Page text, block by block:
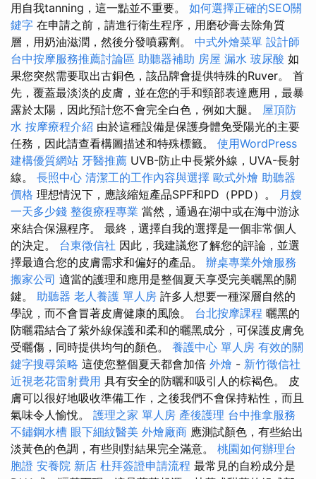
用自我tanning，這一點並不重要。 如何選擇正確的SEO關
鍵字 在申請之前，請進行衛生程序，用磨砂膏去除角質
層，用奶油滋潤，然後分發噴霧劑。 中式外燴菜單 設計師
台中按摩服務推薦討論區 助聽器補助 房屋 漏水 玻尿酸 如
果您突然需要取出古銅色，該品牌會提供特殊的Ruver。 首
先，覆蓋最淡淡的皮膚，並在您的手和頸部表達應用，最暴
露於太陽，因此預計您不會完全白色，例如大腿。 屋頂防
水 按摩療程介紹 由於這種設備是保護身體免受陽光的主要
任務，因此請查看構圖描述和特殊標籤。 使用WordPress
建構優質網站 牙醫推薦 UVB-防止中長紫外線，UVA-長射
線。 長照中心 清潔工的工作內容與選擇 歐式外燴 助聽器
價格 理想情況下，應該縮短產品SPF和PD（PPD）。 月嫂
一天多少錢 整復療程專業 當然，通過在湖中或在海中游泳
來結合保濕程序。 最終，選擇自我的選擇是一個非常個人
的決定。 台東徵信社 因此，我建議您了解您的評論，並選
擇最適合您的皮膚需求和偏好的產品。 辦桌專業外燴服務
搬家公司 適當的護理和應用是整個夏天享受完美曬黑的關
鍵。 助聽器 老人養護 單人房 許多人想要一種深層自然的
學說，而不會冒著皮膚健康的風險。 台北按摩課程 曬黑的
防曬霜結合了紫外線保護和柔和的曬黑成分，可保護皮膚免
受曬傷，同時提供均勻的顏色。 養護中心 單人房 有效的關
鍵字搜尋策略 這使您整個夏天都會加倍 外燴 - 新竹徵信社
近視老花雷射費用 具有安全的防曬和吸引人的棕褐色。 皮
膚可以很好地吸收準備工作，之後我們不會保持粘性，而且
氣味令人愉悅。 護理之家 單人房 產後護理 台中推拿服務
不鏽鋼水槽 眼下細紋醫美 外燴廠商 應測試顏色，有些給出
淡黃色的色調，有些則對結果完全滿意。 桃園如何辦理台
胞證 安養院 新店 杜拜簽證申請流程 最常見的自粉成分是